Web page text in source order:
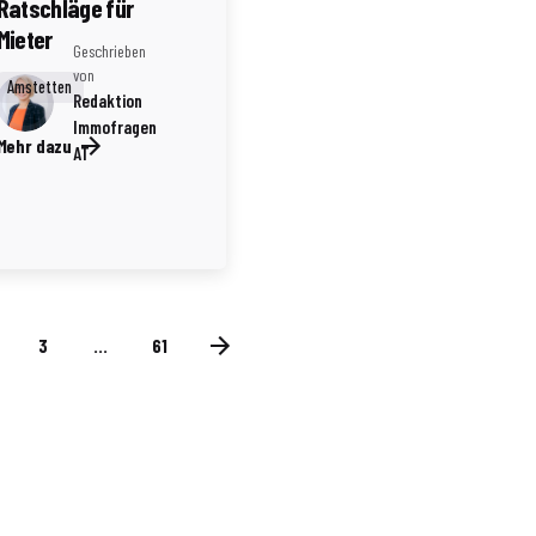
Geschrieben
von
Redaktion
Immofragen
AT
für
Amstetten
dazu
3 61